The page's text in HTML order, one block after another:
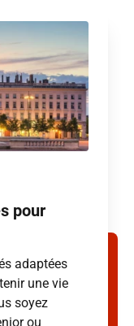
pour
adaptées
une vie
soyez
ou